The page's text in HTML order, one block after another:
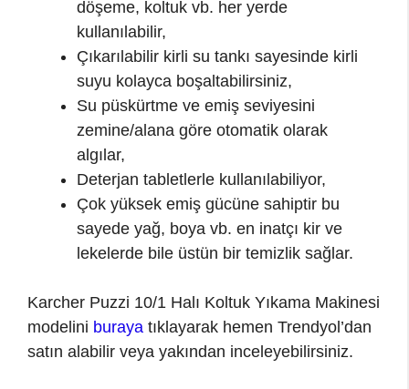
döşeme, koltuk vb. her yerde
kullanılabilir,
Çıkarılabilir kirli su tankı sayesinde kirli
suyu kolayca boşaltabilirsiniz,
Su püskürtme ve emiş seviyesini
zemine/alana göre otomatik olarak
algılar,
Deterjan tabletlerle kullanılabiliyor,
Çok yüksek emiş gücüne sahiptir bu
sayede yağ, boya vb. en inatçı kir ve
lekelerde bile üstün bir temizlik sağlar.
Karcher Puzzi 10/1 Halı Koltuk Yıkama Makinesi
modelini buraya tıklayarak hemen Trendyol’dan
satın alabilir veya yakından inceleyebilirsiniz.